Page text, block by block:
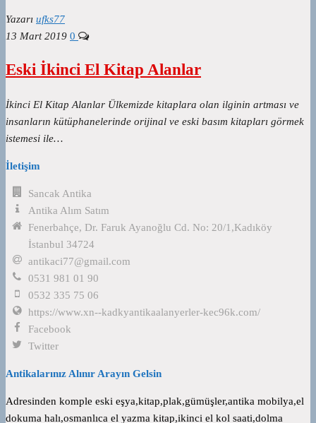
Yazarı ufks77
13 Mart 2019 0
Eski İkinci El Kitap Alanlar
İkinci El Kitap Alanlar Ülkemizde kitaplara olan ilginin artması ve
insanların kütüphanelerinde orijinal ve eski basım kitapları görmek
istemesi ile…
İletişim
Sancak Antika
Antika Alım Satım
Fenerbahçe, Dr. Faruk Ayanoğlu Cd. No: 20/1,Kadıköy
İstanbul 34724
antikaci77@gmail.com
0531 981 01 90
0532 335 75 06
https://www.xn--kadkyantikaalanyerler-kec96k.com/
Facebook
Twitter
Antikalarınız Alınır Arayın Gelsin
Adresinden komple eski eşya,kitap,plak,gümüşler,antika mobilya,el
dokuma halı,osmanlıca el yazma kitap,ikinci el kol saati,dolma